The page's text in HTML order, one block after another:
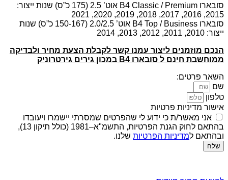
סובארו B4 Classic / Premium אוט’ 2.5 (175 כ”ס) שנות ייצור:
2015, 2016, 2017, 2018, 2019, 2020, 2021
סובארו B4 Top / Business אוט’ 2.0/2.5 (150-167 כ”ס) שנות
ייצור: 2010, 2011, 2012, 2013, 2014
הנכם מוזמנים ליצור עמנו קשר לקבלת הצעת מחיר ולבדיקה
ממוחשבת חינם ל סובארו B4 במכון גירים גירטרוניק
השאר פרטים:
שם
טלפון
אישור מדיניות פרטיות
אני מאשר/ת כי ידוע לי שהפרטים שמסרתי יישמרו ויעובדו
בהתאם לחוק הגנת הפרטיות, התשמ"א–1981 (כולל תיקון 13),
ובהתאם ל מדיניות הפרטיותשלנו.
שלח